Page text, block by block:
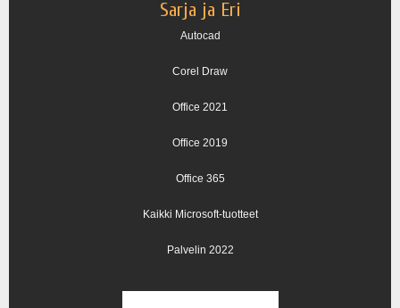
Sarja ja Eri
Autocad
Corel Draw
Office 2021
Office 2019
Office 365
Kaikki Microsoft-tuotteet
Palvelin 2022